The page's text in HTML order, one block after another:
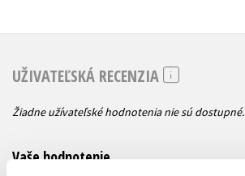
UŽIVATEĽSKÁ RECENZIA
Žiadne užívateľské hodnotenia nie sú dostupné.
Vaše hodnotenie